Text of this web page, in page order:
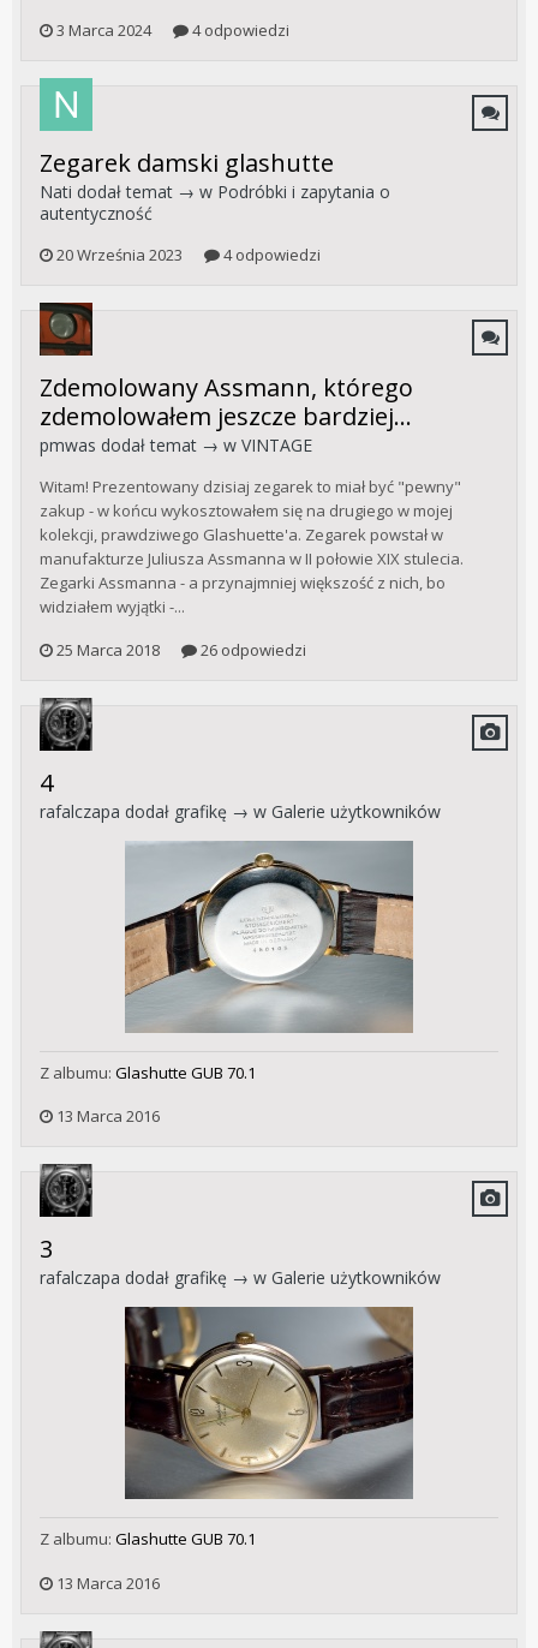
3 Marca 2024
4 odpowiedzi
Zegarek damski glashutte
Nati dodał temat → w Podróbki i zapytania o
autentyczność
20 Września 2023 4 odpowiedzi
Zdemolowany Assmann, którego
zdemolowałem jeszcze bardziej...
pmwas dodał temat → w VINTAGE
Witam! Prezentowany dzisiaj zegarek to miał być "pewny"
zakup - w końcu wykosztowałem się na drugiego w mojej
kolekcji, prawdziwego Glashuette'a. Zegarek powstał w
manufakturze Juliusza Assmanna w II połowie XIX stulecia.
Zegarki Assmanna - a przynajmniej większość z nich, bo
widziałem wyjątki -...
25 Marca 2018
26 odpowiedzi
4
rafalczapa dodał grafikę → w Galerie użytkowników
Z albumu: Glashutte GUB 70.1
13 Marca 2016
3
rafalczapa dodał grafikę → w Galerie użytkowników
Z albumu: Glashutte GUB 70.1
13 Marca 2016